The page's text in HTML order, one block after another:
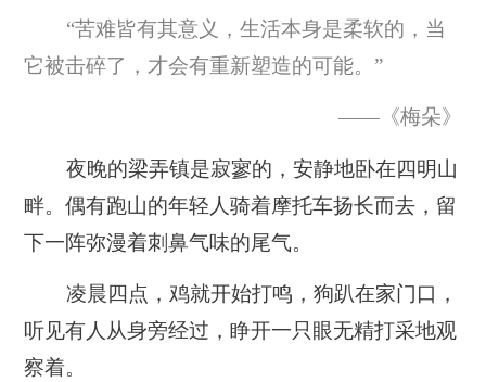
“苦难皆有其意义，生活本身是柔软的，当
它被击碎了，才会有重新塑造的可能。”
——《梅朵》
夜晚的梁弄镇是寂寥的，安静地卧在四明山
畔。偶有跑山的年轻人骑着摩托车扬长而去，留
下一阵弥漫着刺鼻气味的尾气。
凌晨四点，鸡就开始打鸣，狗趴在家门口，
听见有人从身旁经过，睁开一只眼无精打采地观
察着。